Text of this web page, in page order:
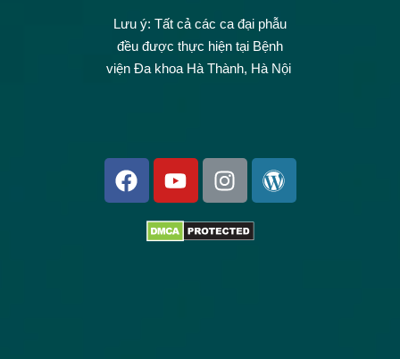
Lưu ý: Tất cả các ca đại phẫu
đều được thực hiện tại Bệnh
viện Đa khoa Hà Thành, Hà Nội